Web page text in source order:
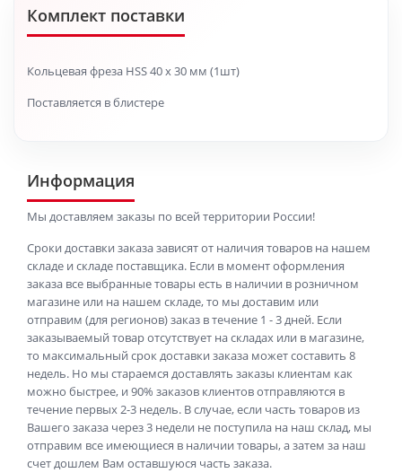
Комплект поставки
Кольцевая фреза HSS 40 x 30 мм (1шт)
Поставляется в блистере
Информация
Мы доставляем заказы по всей территории России!
Сроки доставки заказа зависят от наличия товаров на нашем
складе и складе поставщика. Если в момент оформления
заказа все выбранные товары есть в наличии в розничном
магазине или на нашем складе, то мы доставим или
отправим (для регионов) заказ в течение 1 - 3 дней. Если
заказываемый товар отсутствует на складах или в магазине,
то максимальный срок доставки заказа может составить 8
недель. Но мы стараемся доставлять заказы клиентам как
можно быстрее, и 90% заказов клиентов отправляются в
течение первых 2-3 недель. В случае, если часть товаров из
Вашего заказа через 3 недели не поступила на наш склад, мы
отправим все имеющиеся в наличии товары, а затем за наш
счет дошлем Вам оставшуюся часть заказа.